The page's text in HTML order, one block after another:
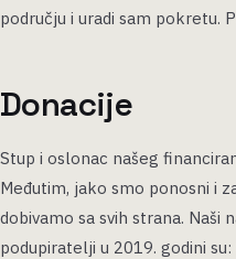
području i uradi sam pokretu.
Donacije
Stup i oslonac našeg
Međutim, jako smo ponosni i
dobivamo sa svih strana. Naši
podupiratelji u 2019. godini